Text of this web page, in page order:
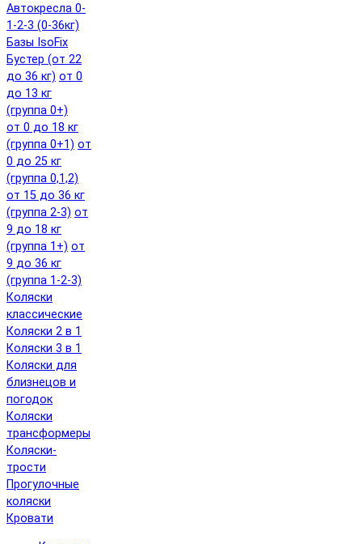
Автокресла 0-
1-2-3 (0-36кг)
Базы IsoFix
Бустер (от 22
до 36 кг) от 0
до 13 кг
(группа 0+)
от 0 до 18 кг
(группа 0+1) от
0 до 25 кг
(группа 0,1,2)
от 15 до 36 кг
(группа 2-3) от
9 до 18 кг
(группа 1+) от
9 до 36 кг
(группа 1-2-3)
Коляски
классические
Коляски 2 в 1
Коляски 3 в 1
Коляски для
близнецов и
погодок
Коляски
трансформеры
Коляски-
трости
Прогулочные
коляски
Кровати